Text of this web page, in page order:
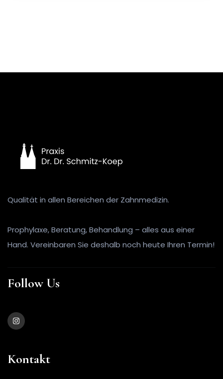
Qualität in allen Bereichen der Zahnmedizin.
Prophylaxe, Beratung, Behandlung – alles aus einer
Hand. Vereinbaren Sie deshalb noch heute Ihren Termin!
Follow Us
Kontakt